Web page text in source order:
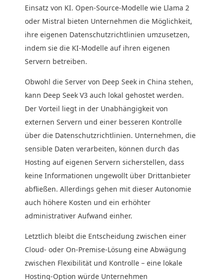
Einsatz von KI. Open-Source-Modelle wie Llama 2
oder Mistral bieten Unternehmen die Möglichkeit,
ihre eigenen Datenschutzrichtlinien umzusetzen,
indem sie die KI-Modelle auf ihren eigenen
Servern betreiben.
Obwohl die Server von Deep Seek in China stehen,
kann Deep Seek V3 auch lokal gehostet werden.
Der Vorteil liegt in der Unabhängigkeit von
externen Servern und einer besseren Kontrolle
über die Datenschutzrichtlinien. Unternehmen, die
sensible Daten verarbeiten, können durch das
Hosting auf eigenen Servern sicherstellen, dass
keine Informationen ungewollt über Drittanbieter
abfließen. Allerdings gehen mit dieser Autonomie
auch höhere Kosten und ein erhöhter
administrativer Aufwand einher.
Letztlich bleibt die Entscheidung zwischen einer
Cloud- oder On-Premise-Lösung eine Abwägung
zwischen Flexibilität und Kontrolle – eine lokale
Hosting-Option würde Unternehmen